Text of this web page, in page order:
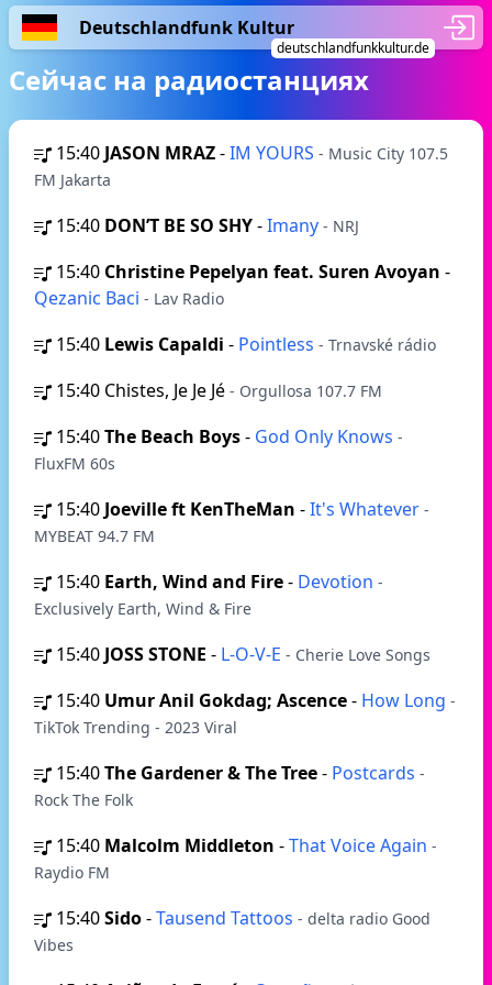
Deutschlandfunk Kultur
deutschlandfunkkultur.de
Сейчас на радиостанциях
15:40 JASON MRAZ-IM YOURS - Music City 107.5
FM Jakarta
15:40 DON’T BE SO SHY-Imany - NRJ
15:40 Christine Pepelyan feat. Suren Avoyan -
Qezanic Baci - Lav Radio
15:40 Lewis Capaldi - Pointless - Trnavské rádio
15:40 Chistes, Je Je Jé - Orgullosa 107.7 FM
15:40The Beach Boys- God Only Knows -
FluxFM 60s
15:40 Joeville ft KenTheMan -It's Whatever -
MYBEAT 94.7 FM
15:40 Earth, Wind and Fire- Devotion -
Exclusively Earth, Wind & Fire
15:40 JOSS STONE - L-O-V-E - Cherie Love Songs
15:40 Umur Anil Gokdag; Ascence- How Long -
TikTok Trending - 2023 Viral
15:40The Gardener & The Tree- Postcards -
Rock The Folk
15:40 Malcolm Middleton -That Voice Again -
Raydio FM
15:40Sido-Tausend Tattoos - delta radio Good
Vibes